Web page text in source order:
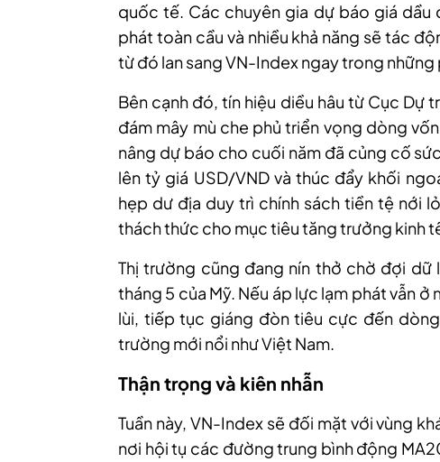
quốc tế. Các chuyên gia dự báo giá
phát toàn cầu và nhiều khả năng sẽ tác
từ đó lan sang VN-Index ngay trong những
Bên cạnh đó, tín hiệu diều hâu từ Cục Dự
đám mây mù che phủ triển vọng dòng
nâng dự báo cho cuối năm đã củng cố
lên tỷ giá USD/VND và thúc đẩy khối
hẹp dư địa duy trì chính sách tiền tệ nới
thách thức cho mục tiêu tăng trưởng kinh
Thị trường cũng đang nín thở chờ đợi dữ
tháng 5 của Mỹ. Nếu áp lực lạm phát vẫn
lùi, tiếp tục giáng đòn tiêu cực đến
trường mới nổi như Việt Nam.
Thận trọng và kiên nhẫn
Tuần này, VN-Index sẽ đối mặt với vùng
nơi hội tụ các đường trung bình động